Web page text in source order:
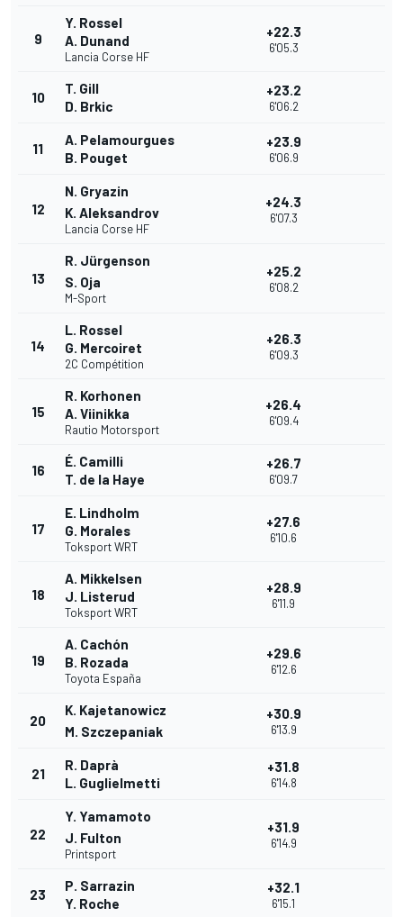
9
Y. Rossel
A. Dunand
Lancia Corse HF
+22.3
6'05.3
10
T. Gill
D. Brkic
+23.2
6'06.2
11
A. Pelamourgues
B. Pouget
+23.9
6'06.9
12
N. Gryazin
K. Aleksandrov
Lancia Corse HF
+24.3
6'07.3
13
R. Jürgenson
S. Oja
M-Sport
+25.2
6'08.2
14
L. Rossel
G. Mercoiret
2C Compétition
+26.3
6'09.3
15
R. Korhonen
A. Viinikka
Rautio Motorsport
+26.4
6'09.4
16
É. Camilli
T. de la Haye
+26.7
6'09.7
17
E. Lindholm
G. Morales
Toksport WRT
+27.6
6'10.6
18
A. Mikkelsen
J. Listerud
Toksport WRT
+28.9
6'11.9
19
A. Cachón
B. Rozada
Toyota España
+29.6
6'12.6
20
K. Kajetanowicz
M. Szczepaniak
+30.9
6'13.9
21
R. Daprà
L. Guglielmetti
+31.8
6'14.8
22
Y. Yamamoto
J. Fulton
Printsport
+31.9
6'14.9
23
P. Sarrazin
Y. Roche
+32.1
6'15.1